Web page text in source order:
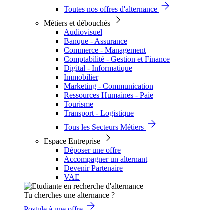
Toutes nos offres d'alternance
Métiers et débouchés
Audiovisuel
Banque - Assurance
Commerce - Management
Comptabilité - Gestion et Finance
Digital - Informatique
Immobilier
Marketing - Communication
Ressources Humaines - Paie
Tourisme
Transport - Logistique
Tous les Secteurs Métiers
Espace Entreprise
Déposer une offre
Accompagner un alternant
Devenir Partenaire
VAE
Tu cherches une alternance ?